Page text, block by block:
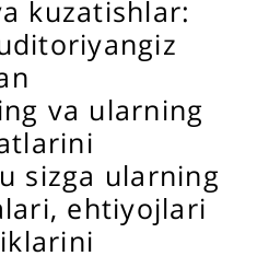
kuzatishlar:
va ularning
sizga ularning
ehtiyojlari